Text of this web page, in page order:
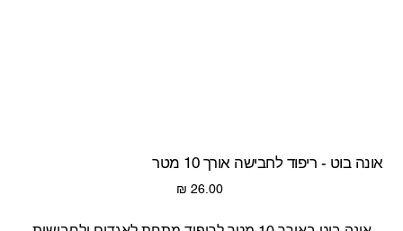
אונה בוט - ריפוד לחבישה אורך 10 מטר
מחיר